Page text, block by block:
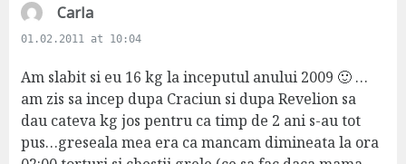
Carlas
a
s
:
01.02.2011 at 10:04
Am slabit si eu 16 kg la inceputul anului 2009 🙂 …
am zis sa incep dupa Craciun si dupa Revelion sa
dau cateva kg jos pentru ca timp de 2 ani s-au tot
pus…greseala mea era ca mancam dimineata la ora